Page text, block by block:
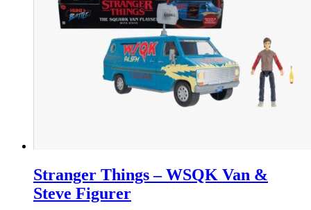
Stranger Things – WSQK Van &
Steve Figurer